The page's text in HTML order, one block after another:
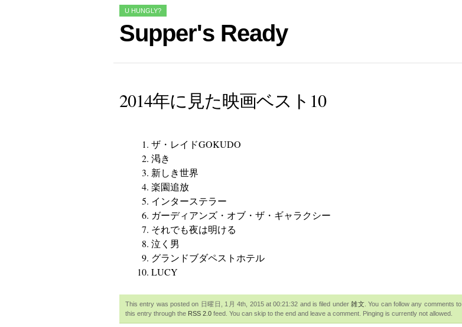
U HUNGLY?
Supper's Ready
2014年に見た映画ベスト10
ザ・レイドGOKUDO
渇き
新しき世界
楽園追放
インターステラー
ガーディアンズ・オブ・ザ・ギャラクシー
それでも夜は明ける
泣く男
グランドブダペストホテル
LUCY
This entry was posted on 日曜日, 1月 4th, 2015 at 00:21:32 and is filed under雑文 . You can follow any comments to
this entry through the RSS 2.0 feed. You can skip to the end and leave a comment. Pinging is currently not allowed.